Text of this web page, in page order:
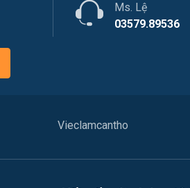
Nhà hàng / Khách sạn
Việc làm Thới Long
Việc làm Thuận Hưng
Ms. Lệ
03579.89536
Vieclamcantho